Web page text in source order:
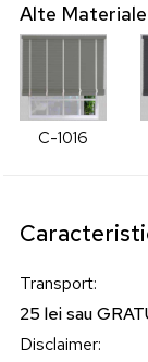
Alte Materiale
C-1016
Transport:
25 lei sau
Disclaimer: